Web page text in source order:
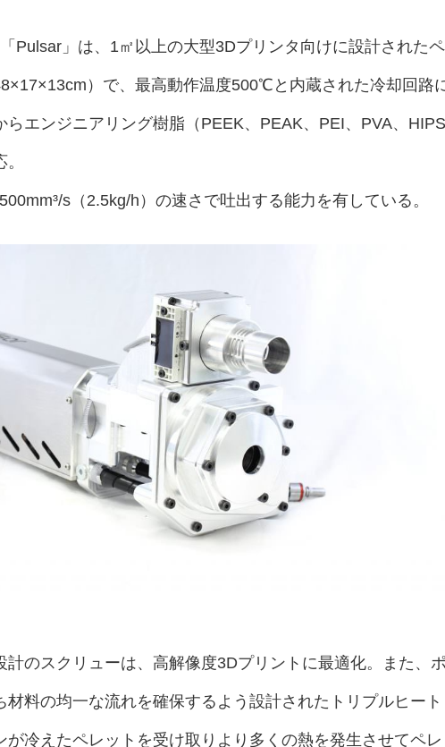
Pulsar」は、1㎡以上の大型3Dプリンタ向けに設計されたペ
）で、最高動作温度500℃と内蔵された冷却回路
らエンジニアリング樹脂（PEEK、PEAK、PEI、PVA、HIPS
s（2.5kg/h）の速さで吐出する能力を有している。
計のスクリューは、高解像度3Dプリントに最適化。また、
材料の均一な流れを確保するよう設計されたトリプルヒート
が冷えたペレットを受け取りより多くの熱を発生させてペレ